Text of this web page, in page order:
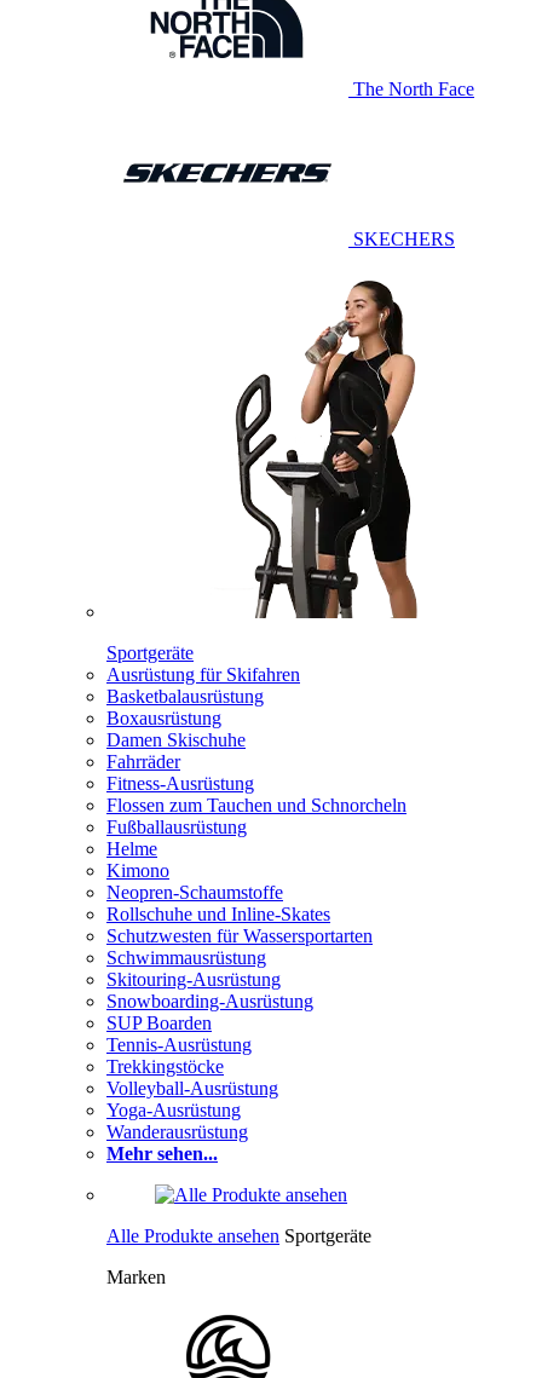
The North Face
SKECHERS
Sportgeräte
Ausrüstung für Skifahren
Basketbalausrüstung
Boxausrüstung
Damen Skischuhe
Fahrräder
Fitness-Ausrüstung
Flossen zum Tauchen und Schnorcheln
Fußballausrüstung
Helme
Kimono
Neopren-Schaumstoffe
Rollschuhe und Inline-Skates
Schutzwesten für Wassersportarten
Schwimmausrüstung
Skitouring-Ausrüstung
Snowboarding-Ausrüstung
SUP Boarden
Tennis-Ausrüstung
Trekkingstöcke
Volleyball-Ausrüstung
Yoga-Ausrüstung
Wanderausrüstung
Mehr sehen...
Alle Produkte ansehen Sportgeräte
Marken